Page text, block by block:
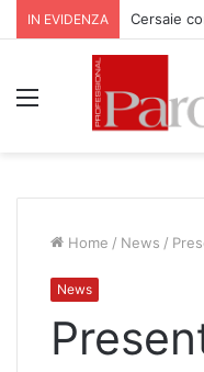
IN EVIDENZA Cersaie
Home / News /
News